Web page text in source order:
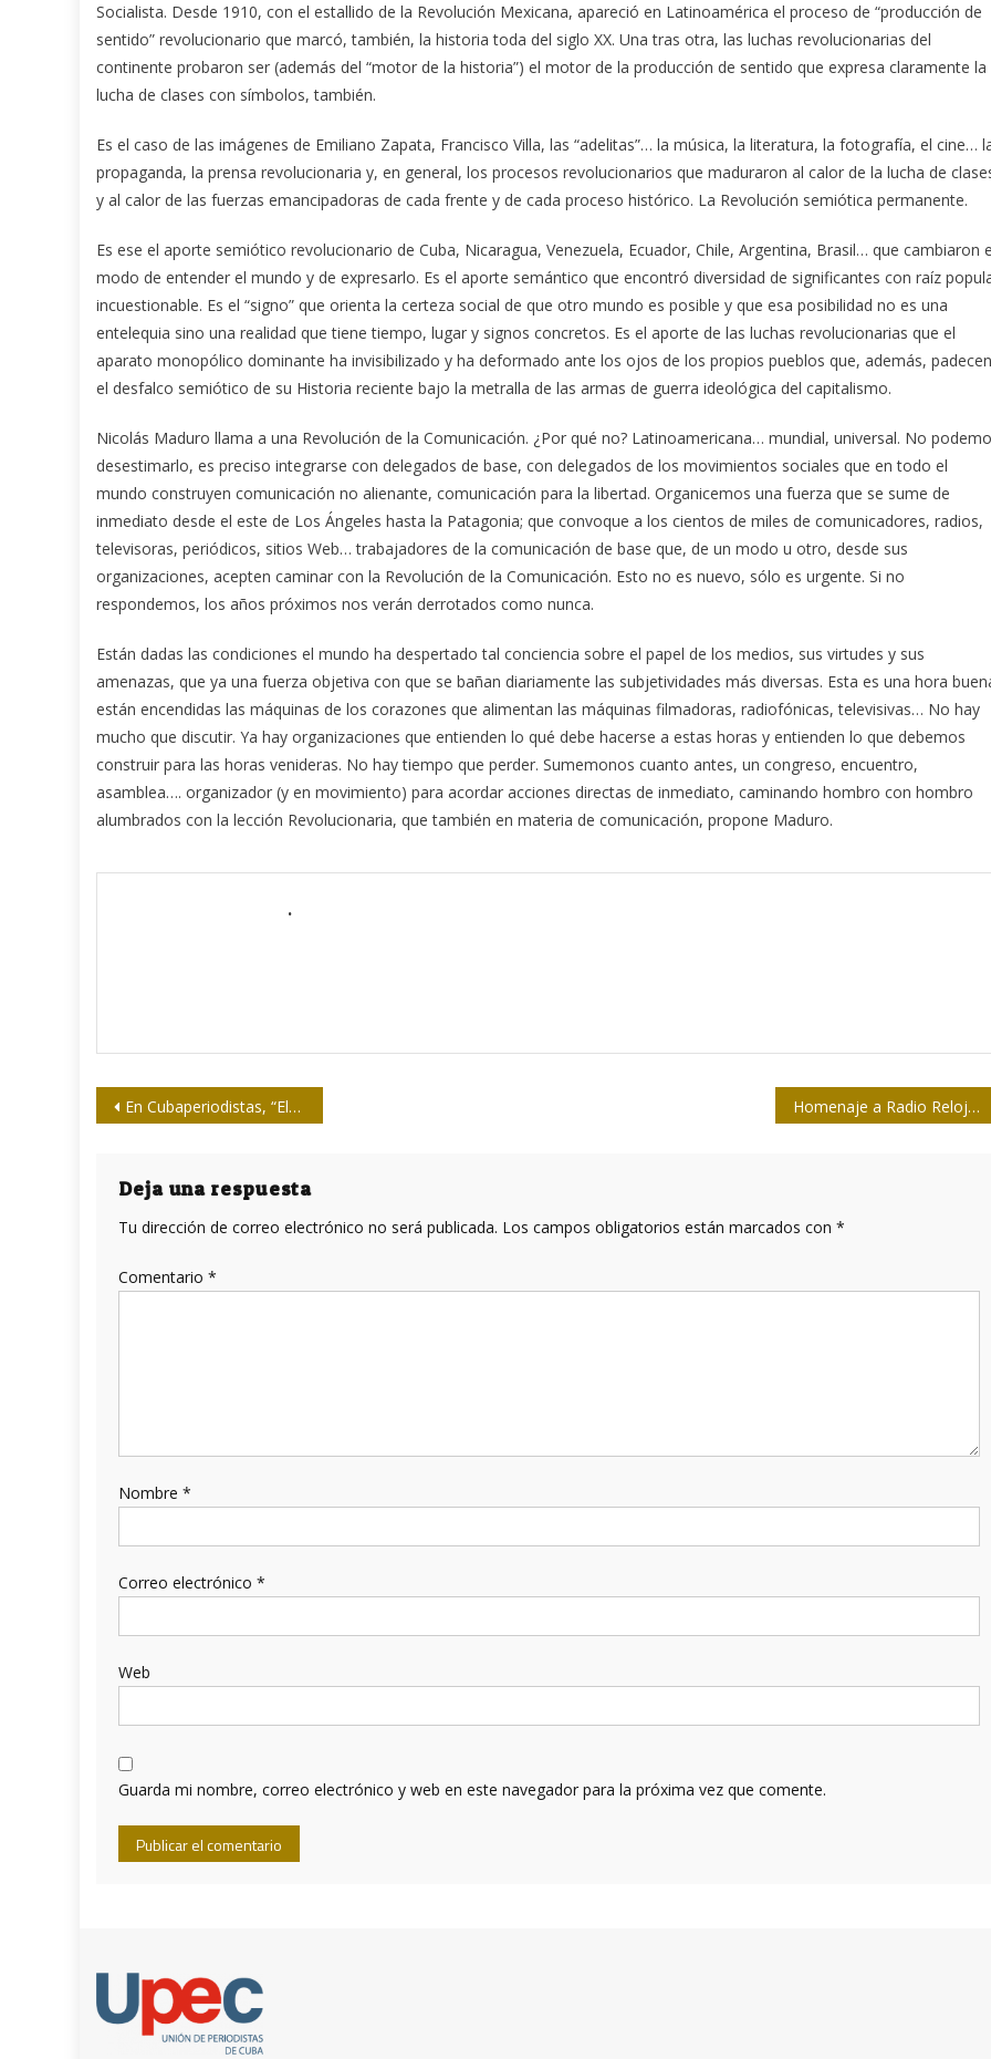
Socialista. Desde 1910, con el estallido de la Revolución Mexicana, apareció en Latinoamérica el proceso de “producción de
sentido” revolucionario que marcó, también, la historia toda del siglo XX. Una tras otra, las luchas revolucionarias del
continente probaron ser (además del “motor de la historia”) el motor de la producción de sentido que expresa claramente la
lucha de clases con símbolos, también.
Es el caso de las imágenes de Emiliano Zapata, Francisco Villa, las “adelitas”… la música, la literatura, la fotografía, el cine…
propaganda, la prensa revolucionaria y, en general, los procesos revolucionarios que maduraron al calor de la lucha de
y al calor de las fuerzas emancipadoras de cada frente y de cada proceso histórico. La Revolución semiótica permanente.
Es ese el aporte semiótico revolucionario de Cuba, Nicaragua, Venezuela, Ecuador, Chile, Argentina, Brasil… que cambiaron
modo de entender el mundo y de expresarlo. Es el aporte semántico que encontró diversidad de significantes con raíz
incuestionable. Es el “signo” que orienta la certeza social de que otro mundo es posible y que esa posibilidad no es una
entelequia sino una realidad que tiene tiempo, lugar y signos concretos. Es el aporte de las luchas revolucionarias que el
aparato monopólico dominante ha invisibilizado y ha deformado ante los ojos de los propios pueblos que, además, padecen
el desfalco semiótico de su Historia reciente bajo la metralla de las armas de guerra ideológica del capitalismo.
Nicolás Maduro llama a una Revolución de la Comunicación. ¿Por qué no? Latinoamericana… mundial, universal. No
desestimarlo, es preciso integrarse con delegados de base, con delegados de los movimientos sociales que en todo el
mundo construyen comunicación no alienante, comunicación para la libertad. Organicemos una fuerza que se sume de
inmediato desde el este de Los Ángeles hasta la Patagonia; que convoque a los cientos de miles de comunicadores, radios,
televisoras, periódicos, sitios Web… trabajadores de la comunicación de base que, de un modo u otro, desde sus
organizaciones, acepten caminar con la Revolución de la Comunicación. Esto no es nuevo, sólo es urgente. Si no
respondemos, los años próximos nos verán derrotados como nunca.
Están dadas las condiciones el mundo ha despertado tal conciencia sobre el papel de los medios, sus virtudes y sus
amenazas, que ya una fuerza objetiva con que se bañan diariamente las subjetividades más diversas. Esta es una hora
están encendidas las máquinas de los corazones que alimentan las máquinas filmadoras, radiofónicas, televisivas… No hay
mucho que discutir. Ya hay organizaciones que entienden lo qué debe hacerse a estas horas y entienden lo que debemos
construir para las horas venideras. No hay tiempo que perder. Sumemonos cuanto antes, un congreso, encuentro,
asamblea…. organizador (y en movimiento) para acordar acciones directas de inmediato, caminando hombro con hombro
alumbrados con la lección Revolucionaria, que también en materia de comunicación, propone Maduro.
.
Navegación
entradas
En Cubaperiodistas, “El imperio de la vigilancia” de Ignacio Ramonet Homenaje a Radio Reloj en la Feria del Libro
Deja una respuesta
Tu dirección de correo electrónico no será publicada. Los campos obligatorios están marcados con *
Comentario *
Nombre *
Correo electrónico *
Web
Guarda mi nombre, correo electrónico y web en este navegador para la próxima vez que comente.